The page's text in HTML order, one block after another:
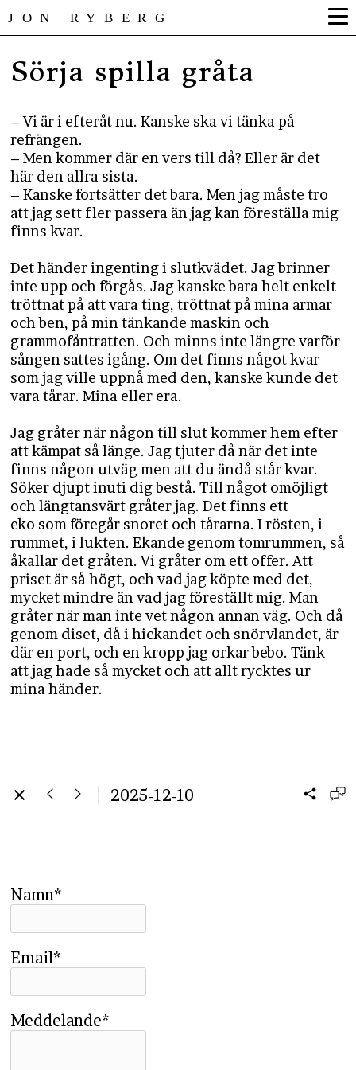
JON RYBERG
Sörja spilla gråta
– Vi är i efteråt nu. Kanske ska vi tänka på
refrängen.
– Men kommer där en vers till då? Eller är det
här den allra sista.
– Kanske fortsätter det bara. Men jag måste tro
att jag sett fler passera än jag kan föreställa mig
finns kvar.
Det händer ingenting i slutkvädet. Jag brinner
inte upp och förgås. Jag kanske bara helt enkelt
tröttnat på att vara ting, tröttnat på mina armar
och ben, på min tänkande maskin och
grammofåntratten. Och minns inte längre varför
sången sattes igång. Om det finns något kvar
som jag ville uppnå med den, kanske kunde det
vara tårar. Mina eller era.
Jag gråter när någon till slut kommer hem efter
att kämpat så länge. Jag tjuter då när det inte
finns någon utväg men att du ändå står kvar.
Söker djupt inuti dig bestå. Till något omöjligt
och längtansvärt gråter jag. Det finns ett
eko som föregår snoret och tårarna. I rösten, i
rummet, i lukten. Ekande genom tomrummen, så
åkallar det gråten. Vi gråter om ett offer. Att
priset är så högt, och vad jag köpte med det,
mycket mindre än vad jag föreställt mig. Man
gråter när man inte vet någon annan väg. Och då
genom diset, då i hickandet och snörvlandet, är
där en port, och en kropp jag orkar bebo. Tänk
att jag hade så mycket och att allt rycktes ur
mina händer.
2025-12-10
Namn*
Email*
Meddelande*